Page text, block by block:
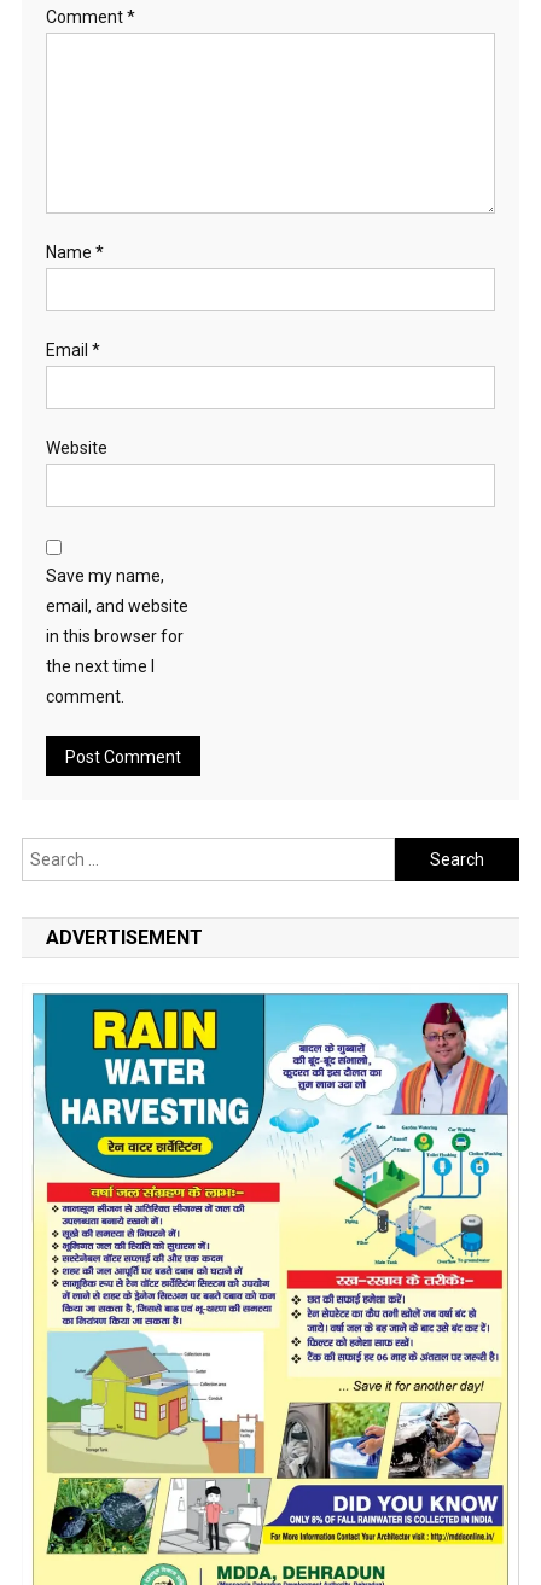
Comment*
Name *
Email *
Website
Save my name,
email, and website
in this browser for
the next time I
comment.
Search
for:
ADVERTISEMENT